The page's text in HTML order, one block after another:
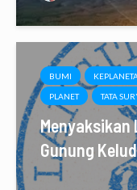
BUMI
PLANET TATA
Menyaksikan
Gunung